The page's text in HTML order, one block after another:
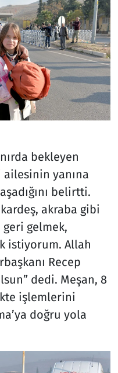
bekleyen
ailesinin yanına
belirtti.
akraba gibi
gelmek,
istiyorum. Allah
Recep
dedi. Meşan, 8
işlemlerini
doğru yola